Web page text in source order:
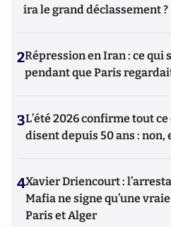
ira le grand déclassement ?
2Répression en Iran : ce qui
pendant que Paris
3L’été 2026 confirme tout
disent depuis 50 ans :
4Xavier Driencourt :
Mafia ne signe qu’une
Paris et Alger